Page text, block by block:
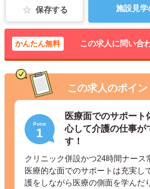
保存する 施設見学
かんたん無料 この求人に問い合
この求人のポイン
Point
1
医療面でのサポー
心して介護の仕事が
す！
クリニック併設かつ24時間ナース
医療的な面でのサポートは充実し
護をしながら医療の側面を学んだ